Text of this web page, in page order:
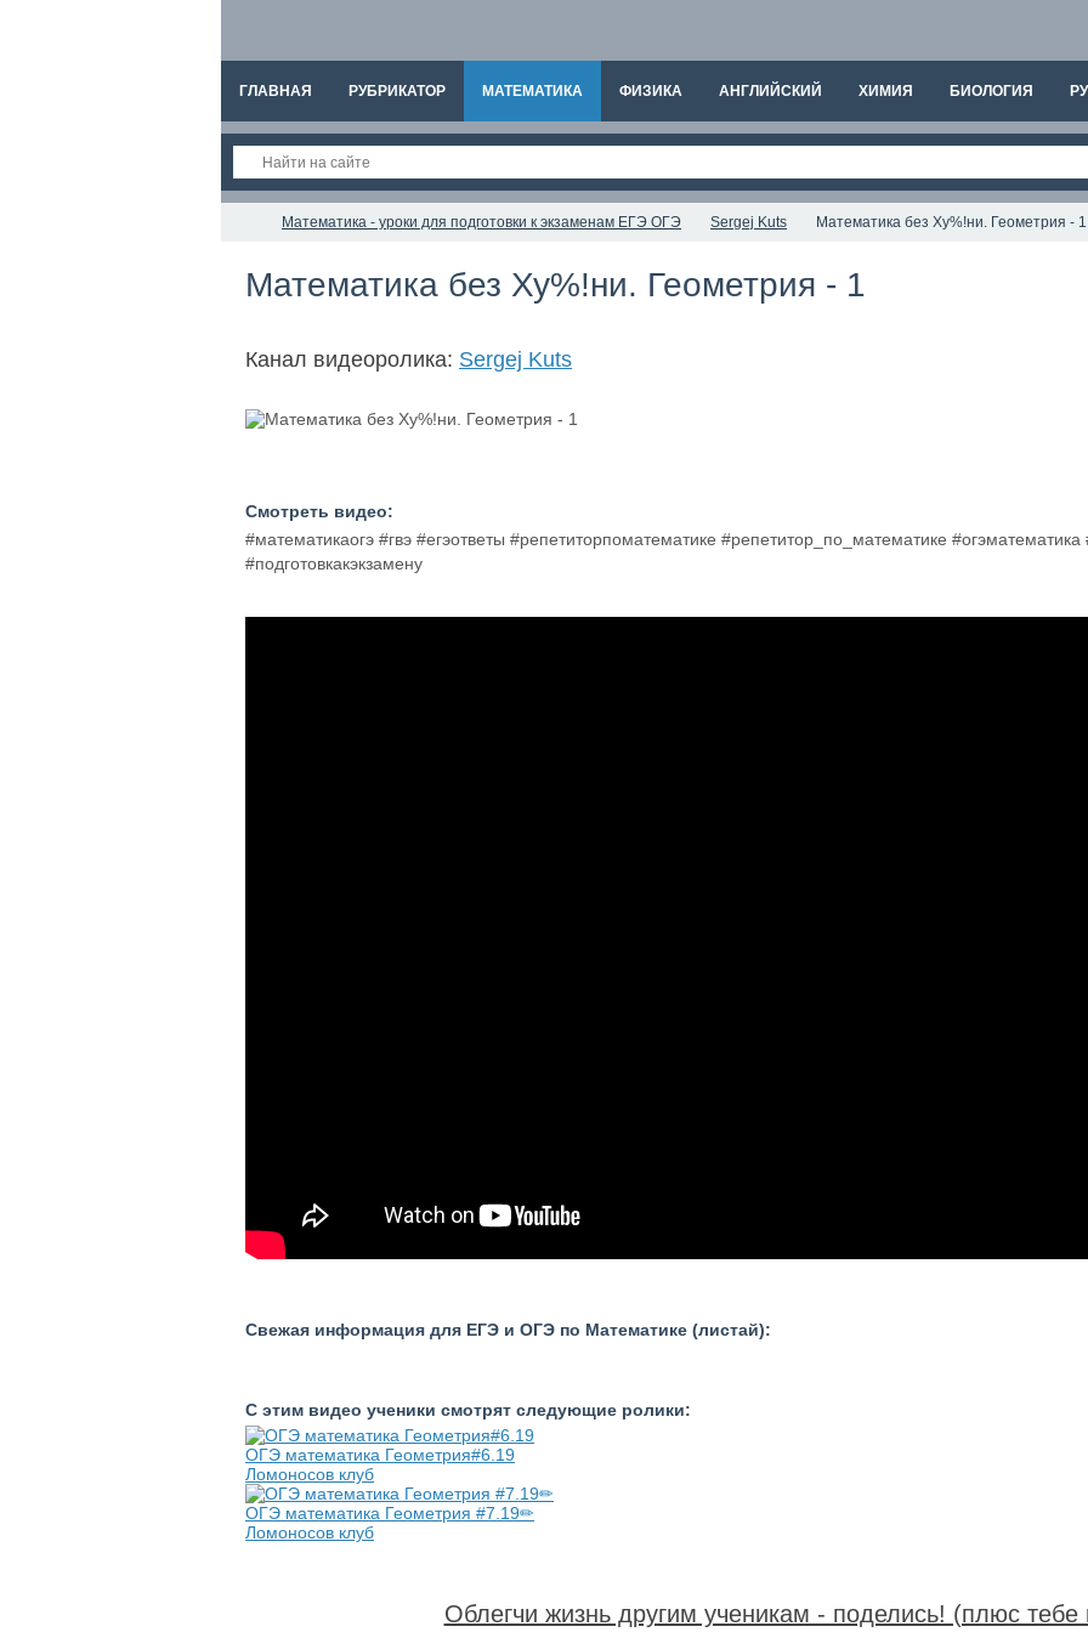
ГЛАВНАЯ РУБРИКАТОР МАТЕМАТИКА ФИЗИКА АНГЛИЙСКИЙ ХИМИЯ БИОЛОГИЯ
Математика - уроки для подготовки к экзаменам ЕГЭ ОГЭ Sergej Kuts Математика без Ху%!ни. Геометрия - 1
Математика без Ху%!ни. Геометрия - 1
Канал видеоролика: Sergej Kuts
Смотреть видео:
#математикаогэ #гвэ #егэответы #репетиторпоматематике #репетитор_по_математике #огэматематика
#подготовкакэкзамену
Свежая информация для ЕГЭ и ОГЭ по Математике (листай):
С этим видео ученики смотрят следующие ролики:
ОГЭ математика Геометрия#6.19
Ломоносов клуб
ОГЭ математика Геометрия #7.19✏️
Ломоносов клуб
Облегчи жизнь другим ученикам - поделись! (плюс тебе